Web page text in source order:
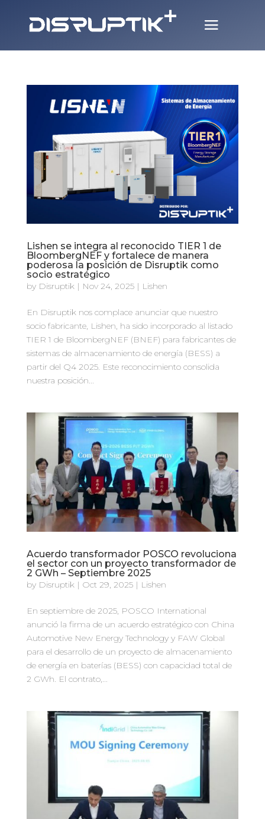
Lishen se integra al reconocido TIER 1 de
BloombergNEF y fortalece de manera
poderosa la posición de Disruptik como
socio estratégico
by Disruptik| Nov 24, 2025| Lishen
En Disruptik nos complace anunciar que nuestro
socio fabricante, Lishen, ha sido incorporado al listado
TIER 1 de BloombergNEF (BNEF) para fabricantes de
sistemas de almacenamiento de energía (BESS) a
partir del Q4 2025. Este reconocimiento consolida
nuestra posición...
Acuerdo transformador POSCO revoluciona
el sector con un proyecto transformador de
2 GWh – Septiembre 2025
by Disruptik| Oct 29, 2025| Lishen
En septiembre de 2025, POSCO International
anunció la firma de un acuerdo estratégico con China
Automotive New Energy Technology y FAW Global
para el desarrollo de un proyecto de almacenamiento
de energía en baterías (BESS) con capacidad total de
2 GWh. El contrato,...